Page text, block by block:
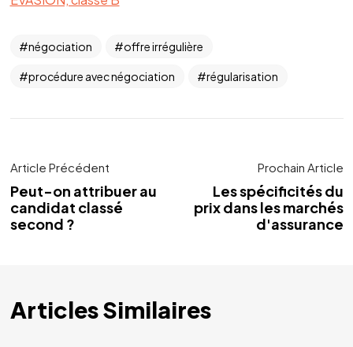
négociation offre irrégulière
procédure avec négociation régularisation
Article Précédent
Peut-on attribuer au
candidat classé
second ?
Prochain Article
Les spécificités du
prix dans les marchés
d'assurance
Articles Similaires